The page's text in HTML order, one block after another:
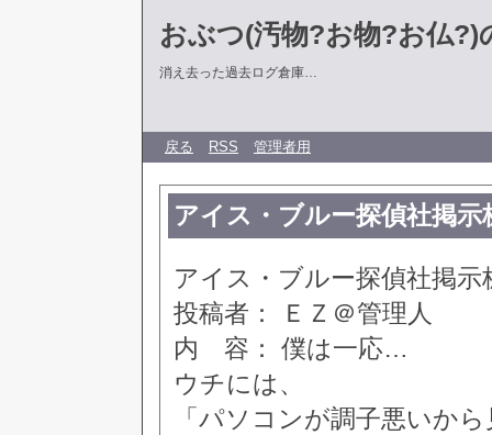
おぶつ(汚物?お物?お仏?)
消え去った過去ログ倉庫…
戻る RSS 管理者用
アイス・ブルー探偵社掲
アイス・ブルー探偵社掲
投稿者： ＥＺ＠管理人
内 容： 僕は一応…
ウチには、
「パソコンが調子悪いか